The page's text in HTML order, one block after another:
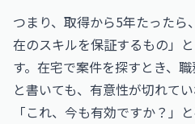
つまり、取得から5年たったら
在のスキルを保証するもの」
す。在宅で案件を探すとき、職
と書いても、有意性が切れて
「これ、今も有効ですか？」